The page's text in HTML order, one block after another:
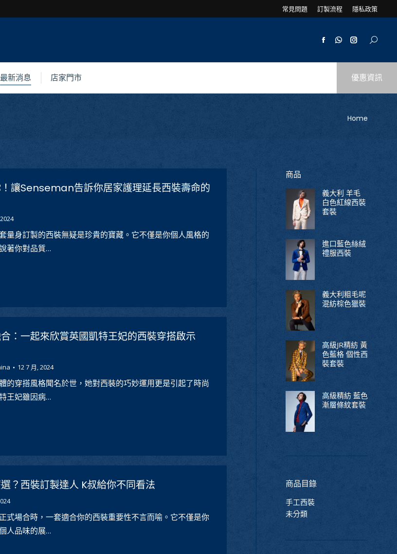
常見問題 訂製流程 隱私政策
最新消息 店家門市 優惠資訊
You are here:
Home
讓Senseman告訴你居家護理延長西裝壽命的
量身訂製的西裝無疑是珍貴的寶藏。它不僅是你個人風格的
著你對品質…
：一起來欣賞英國凱特王妃的西裝穿搭啟示
12 7 月, 2024
的穿搭風格聞名於世，她對西裝的巧妙運用更是引起了時尚
王妃雖因病…
？西裝訂製達人 K叔給你不同看法
式場合時，一套適合你的西裝重要性不言而喻。它不僅是你
人品味的展…
商品
義大利 羊毛
白色紅線西裝
套裝
進口藍色絲絨
禮服西裝
義大利粗毛呢
混紡棕色獵裝
高級JR精紡 黃
色藍格 個性西
裝套裝
高級精紡 藍色
漸層條紋套裝
商品目錄
手工西裝
未分類